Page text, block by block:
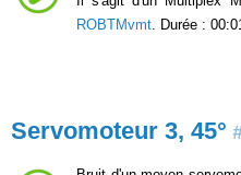
ROBTMvmt . Durée :
Servomoteur 3, 45°